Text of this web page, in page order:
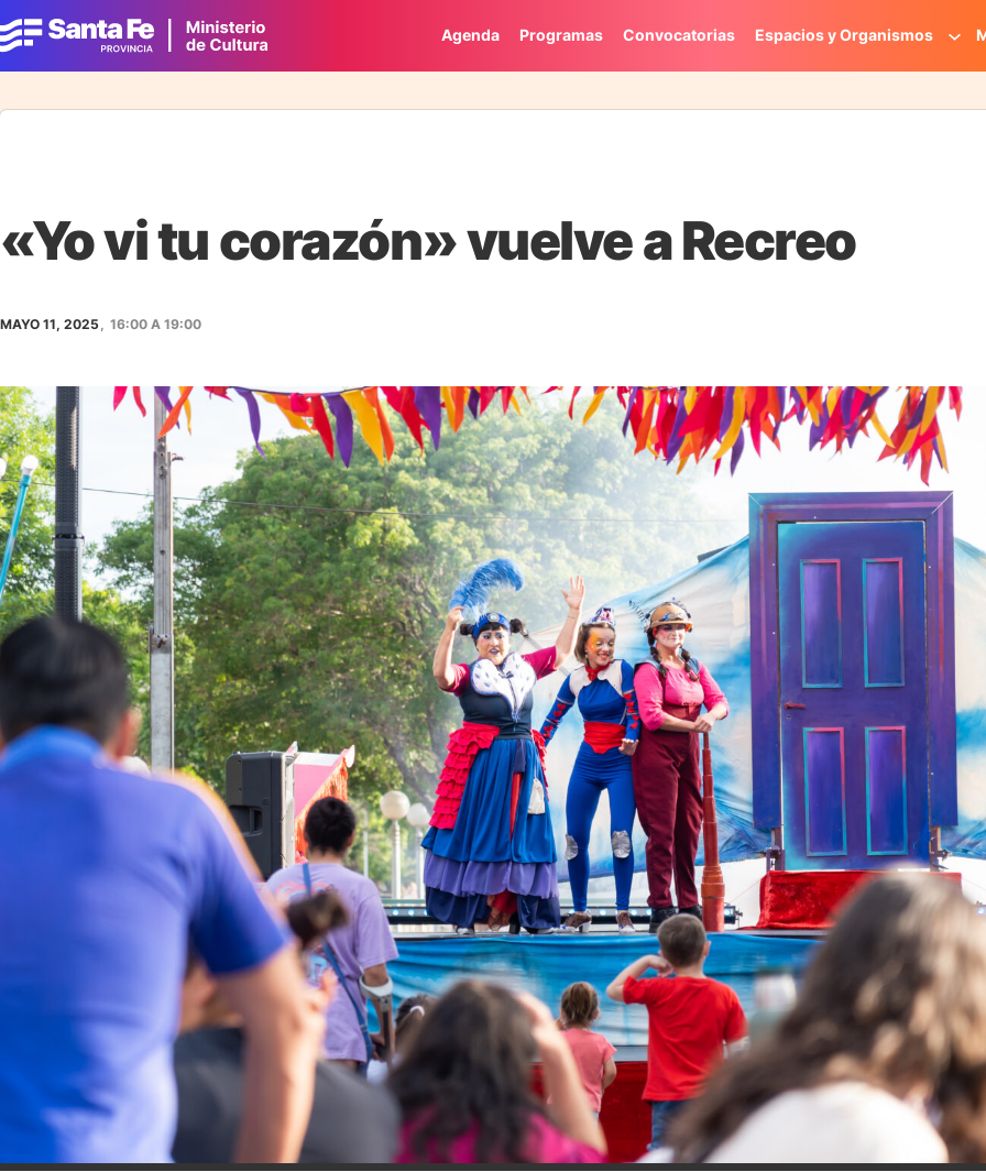
Agenda Programas Convocatorias Espacios y Organismos
«Yo vi tu corazón» vuelve a Recreo
MAYO 11, 2025 16:00 A 19:00